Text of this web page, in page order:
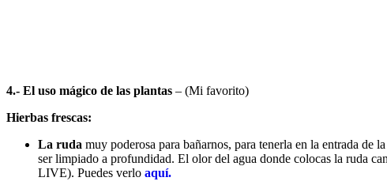
4.- El uso mágico de las plantas – (Mi favorito)
Hierbas frescas:
La ruda muy poderosa para bañarnos, para tenerla en la entrada de
ser limpiado a profundidad. El olor del agua donde colocas la ruda
LIVE). Puedes verlo aquí.